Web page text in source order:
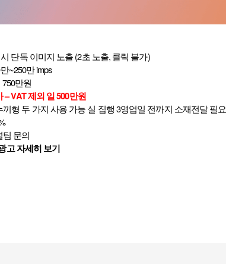
단독 이미지 노출(2초 노출,클릭 불가)
만~250만imps
750만원
–VAT제외 일500만원
끼형 두 가지 사용 가능 실 집행3영업일 전까지 소재전달 필요
문의
고자세히보기